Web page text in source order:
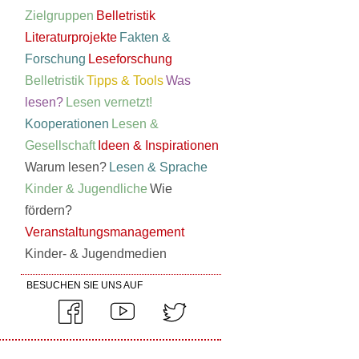
Zielgruppen Belletristik
Literaturprojekte Fakten &
Forschung Leseforschung
BelletristikTipps & ToolsWas
lesen? Lesen vernetzt!
Kooperationen Lesen &
Gesellschaft Ideen & Inspirationen
Warum lesen? Lesen & Sprache
Kinder & Jugendliche Wie
fördern?
Veranstaltungsmanagement
Kinder- & Jugendmedien
BESUCHEN SIE UNS AUF